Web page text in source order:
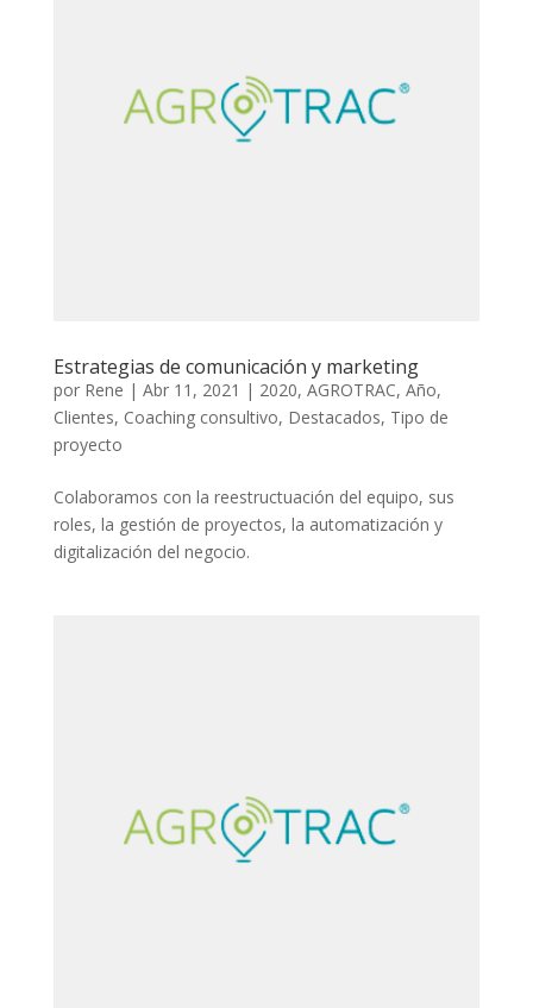
Estrategias de comunicación y marketing
por Rene | Abr 11, 2021 | 2020, AGROTRAC, Año,
Clientes, Coaching consultivo, Destacados, Tipo de
proyecto
Colaboramos con la reestructuación del equipo, sus
roles, la gestión de proyectos, la automatización y
digitalización del negocio.